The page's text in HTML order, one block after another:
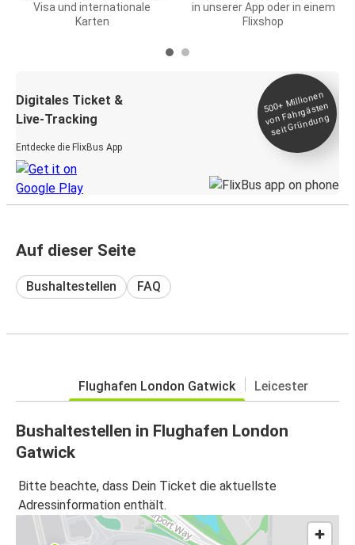
Visa und internationale
Karten
in unserer App oder in einem
Flixshop
Digitales Ticket &
Live-Tracking
Entdecke die FlixBus App
500+
Millionen
von Fahrgästen
seit
Gründung
Auf dieser Seite
Bushaltestellen FAQ
Flughafen London Gatwick Leicester
Bushaltestellen in Flughafen London
Gatwick
Bitte beachte, dass Dein Ticket die aktuellste
Adressinformation enthält.